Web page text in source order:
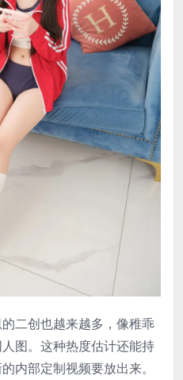
二创也越来越多，像稚乖
图。这种热度估计还能持
内部定制视频要放出来。